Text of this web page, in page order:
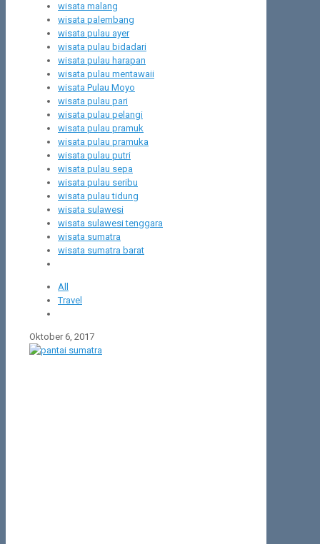
wisata malang
wisata palembang
wisata pulau ayer
wisata pulau bidadari
wisata pulau harapan
wisata pulau mentawaii
wisata Pulau Moyo
wisata pulau pari
wisata pulau pelangi
wisata pulau pramuk
wisata pulau pramuka
wisata pulau putri
wisata pulau sepa
wisata pulau seribu
wisata pulau tidung
wisata sulawesi
wisata sulawesi tenggara
wisata sumatra
wisata sumatra barat
All
Travel
Oktober 6, 2017